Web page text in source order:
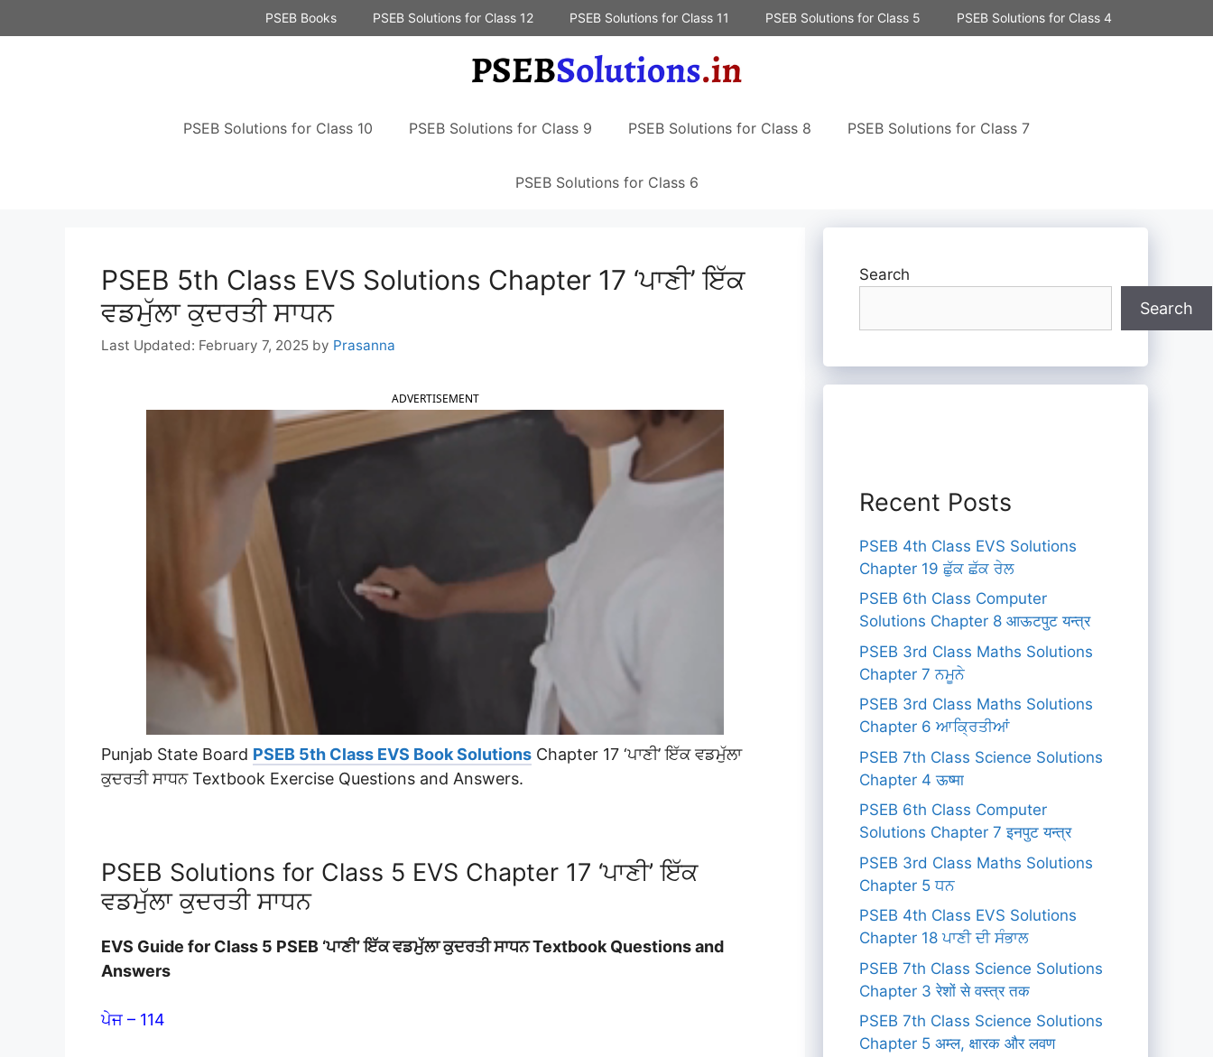
to
PSEB Books PSEB Solutions for Class 12 PSEB Solutions for Class 11 PSEB Solutions for Class 5 PSEB Solutions for Class 4
PSEB Solutions for Class 10 PSEB Solutions for Class 9 PSEB Solutions for Class 8 PSEB Solutions for Class 7
PSEB Solutions for Class 6
PSEB 5th Class EVS Solutions Chapter 17 ‘ਪਾਣੀ’ ਇੱਕ
ਵਡਮੁੱਲਾ ਕੁਦਰਤੀ ਸਾਧਨ
February 7, 2025 by Prasanna
ADVERTISEMENT
Punjab State Board PSEB 5th Class EVS Book Solutions Chapter 17 ‘ਪਾਣੀ’ ਇੱਕ ਵਡਮੁੱਲਾ
ਕੁਦਰਤੀ ਸਾਧਨ Textbook Exercise Questions and Answers.
PSEB Solutions for Class 5 EVS Chapter 17 ‘ਪਾਣੀ’ ਇੱਕ
ਵਡਮੁੱਲਾ ਕੁਦਰਤੀ ਸਾਧਨ
EVS Guide for Class 5 PSEB ‘ਪਾਣੀ’ ਇੱਕ ਵਡਮੁੱਲਾ ਕੁਦਰਤੀ ਸਾਧਨ Textbook Questions and
Answers
ਪੇਜ – 114
Search
Search
Recent Posts
PSEB 4th Class EVS Solutions
Chapter 19 ਛੁੱਕ ਛੱਕ ਰੇਲ
PSEB 6th Class Computer
Solutions Chapter 8 आऊटपुट यन्त्र
PSEB 3rd Class Maths Solutions
Chapter 7 ਨਮੂਨੇ
PSEB 3rd Class Maths Solutions
Chapter 6 ਆਕ੍ਰਿਤੀਆਂ
PSEB 7th Class Science Solutions
Chapter 4 ऊष्मा
PSEB 6th Class Computer
Solutions Chapter 7 इनपुट यन्त्र
PSEB 3rd Class Maths Solutions
Chapter 5 ਧਨ
PSEB 4th Class EVS Solutions
Chapter 18 ਪਾਣੀ ਦੀ ਸੰਭਾਲ
PSEB 7th Class Science Solutions
Chapter 3 रेशों से वस्त्र तक
PSEB 7th Class Science Solutions
Chapter 5 अम्ल, क्षारक और लवण